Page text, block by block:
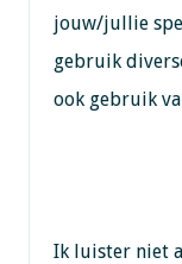
jouw/jullie
gebruik
ook gebruik
Ik luister niet